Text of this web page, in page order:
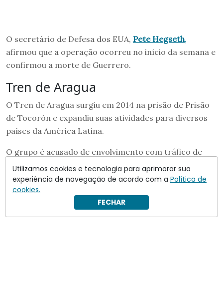
O secretário de Defesa dos EUA, Pete Hegseth,
afirmou que a operação ocorreu no início da semana e
confirmou a morte de Guerrero.
Tren de Aragua
O Tren de Aragua surgiu em 2014 na prisão de Prisão
de Tocorón e expandiu suas atividades para diversos
países da América Latina.
O grupo é acusado de envolvimento com tráfico de
drogas, tráfico de pessoas, extorsão, sequestros,
assassinatos por encomenda, lavagem de dinheiro e
mineração ilegal.
Utilizamos cookies e tecnologia para aprimorar sua
experiência de navegação de acordo com a Política de
cookies.
FECHAR